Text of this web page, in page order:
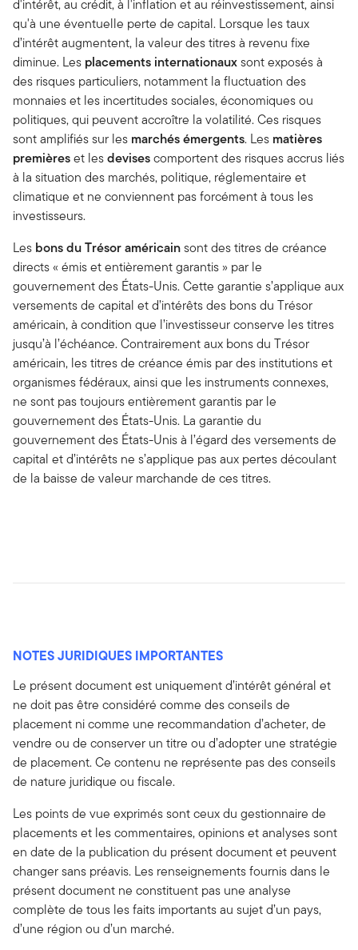
d'intérêt, au crédit, à l'inflation et au réinvestissement, ainsi
qu'à une éventuelle perte de capital. Lorsque les taux
d’intérêt augmentent, la valeur des titres à revenu fixe
diminue. Les placements internationauxsont exposés à
des risques particuliers, notamment la fluctuation des
monnaies et les incertitudes sociales, économiques ou
politiques, qui peuvent accroître la volatilité. Ces risques
sont amplifiés sur les marchés émergents. Les matières
premièreset lesdevisescomportent des risques accrus liés
à la situation des marchés, politique, réglementaire et
climatique et ne conviennent pas forcément à tous les
investisseurs.
Les bons du Trésor américainsont des titres de créance
directs « émis et entièrement garantis » par le
gouvernement des États-Unis. Cette garantie s’applique aux
versements de capital et d’intérêts des bons du Trésor
américain, à condition que l’investisseur conserve les titres
jusqu’à l’échéance. Contrairement aux bons du Trésor
américain, les titres de créance émis par des institutions et
organismes fédéraux, ainsi que les instruments connexes,
ne sont pas toujours entièrement garantis par le
gouvernement des États-Unis. La garantie du
gouvernement des États-Unis à l’égard des versements de
capital et d’intérêts ne s’applique pas aux pertes découlant
de la baisse de valeur marchande de ces titres.
NOTES JURIDIQUES IMPORTANTES
Le présent document est uniquement d’intérêt général et
ne doit pas être considéré comme des conseils de
placement ni comme une recommandation d’acheter, de
vendre ou de conserver un titre ou d’adopter une stratégie
de placement. Ce contenu ne représente pas des conseils
de nature juridique ou fiscale.
Les points de vue exprimés sont ceux du gestionnaire de
placements et les commentaires, opinions et analyses sont
en date de la publication du présent document et peuvent
changer sans préavis. Les renseignements fournis dans le
présent document ne constituent pas une analyse
complète de tous les faits importants au sujet d’un pays,
d’une région ou d’un marché.